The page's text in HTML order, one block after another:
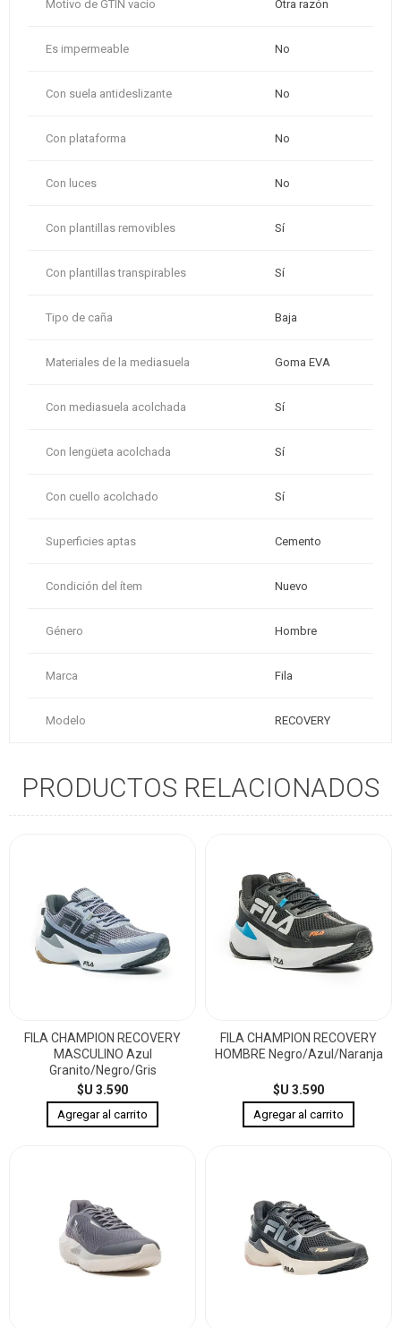
Motivo de GTIN vacío Otra razón
Es impermeable No
Con suela antideslizante No
Con plataforma No
Con luces No
Con plantillas removibles Sí
Con plantillas transpirables Sí
Tipo de caña Baja
Materiales de la mediasuela Goma EVA
Con mediasuela acolchada Sí
Con lengüeta acolchada Sí
Con cuello acolchado Sí
Superficies aptas Cemento
Condición del ítem Nuevo
Género Hombre
Marca Fila
Modelo RECOVERY
PRODUCTOS RELACIONADOS
FILA CHAMPION RECOVERY
MASCULINO Azul
Granito/Negro/Gris
$U 3.590
FILA CHAMPION RECOVERY
HOMBRE Negro/Azul/Naranja
$U 3.590